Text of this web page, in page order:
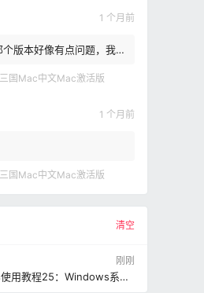
1 个月前
版本好像有点问题，我重
国Mac中文Mac激活版
1 个月前
国Mac中文Mac激活版
清空
刚刚
用教程25：Windows系统
文件-群晖教程